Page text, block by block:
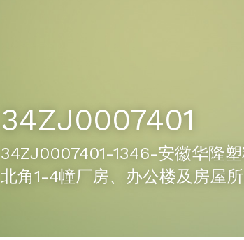
34ZJ0007401
34ZJ0007401-1346-安徽华隆
北角1-4幢厂房、办公楼及房屋